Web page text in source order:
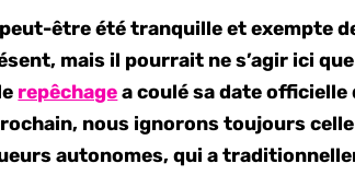
être été tranquille et exempte
mais il pourrait ne s’agir ici
repêchage a coulé sa date officielle
nous ignorons toujours
autonomes, qui a